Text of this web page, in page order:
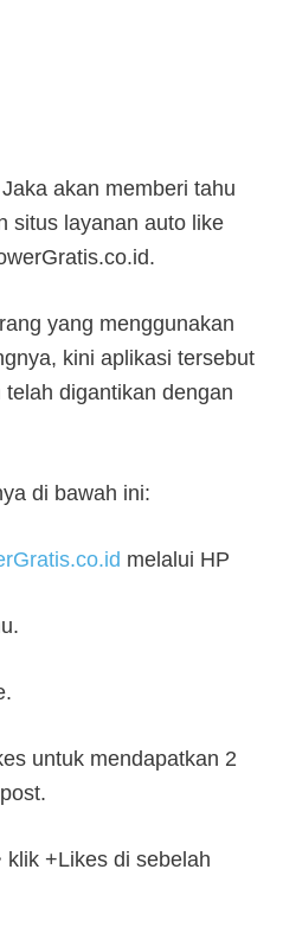
akan memberi tahu
situs layanan auto like
yang menggunakan
kini aplikasi tersebut
digantikan dengan
di bawah ini:
melalui HP
untuk mendapatkan 2
+Likes di sebelah